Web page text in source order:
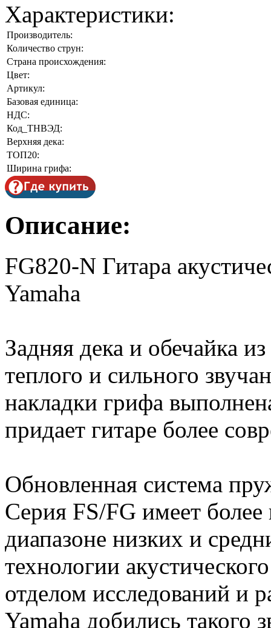
Характеристики:
Производитель:
Количество струн:
Страна происхождения:
Цвет:
Артикул:
Базовая единица:
НДС:
Код_ТНВЭД:
Верхняя дека:
ТОП20:
Ширина грифа:
Описание:
FG820-N Гитара
Yamaha
Задняя дека и обечайка
теплого и сильного
накладки грифа
придает гитаре более
Обновленная система
Серия FS/FG имеет
диапазоне низких и
технологии
отделом исследований и
Yamaha добились такого